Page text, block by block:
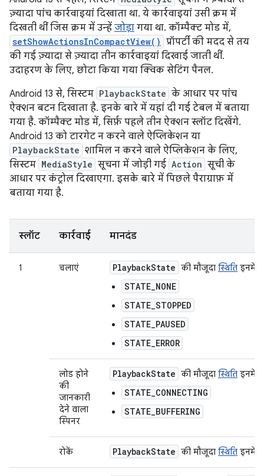
ज़्यादा पांच कार्रवाइयां दिखाता था. ये कार्रवाइयां उसी क्रम में
दिखती थीं जिस क्रम में उन्हें जोड़ा गया था. कॉम्पैक्ट मोड में,
setShowActionsInCompactView() प्रॉपर्टी की मदद से तय
की गई ज़्यादा से ज़्यादा तीन कार्रवाइयां दिखाई जाती थीं.
उदाहरण के लिए, छोटा किया गया क्विक सेटिंग पैनल.
Android 13 से, सिस्टम PlaybackState के आधार पर पांच
ऐक्शन बटन दिखाता है. इनके बारे में यहां दी गई टेबल में बताया
गया है. कॉम्पैक्ट मोड में, सिर्फ़ पहले तीन ऐक्शन स्लॉट दिखेंगे.
Android 13 को टारगेट न करने वाले ऐप्लिकेशन या
PlaybackState शामिल न करने वाले ऐप्लिकेशन के लिए,
सिस्टम MediaStyle सूचना में जोड़ी गई Action सूची के
आधार पर कंट्रोल दिखाएगा. इसके बारे में पिछले पैराग्राफ़ में
बताया गया है.
स्लॉट कार्रवाई मानदंड
1 चलाएं PlaybackState की मौजूदा स्थिति इनमें
STATE_NONE
STATE_STOPPED
STATE_PAUSED
STATE_ERROR
लोड होने
की
जानकारी
देने वाला
स्पिनर
PlaybackState की मौजूदा स्थिति इनमें
STATE_CONNECTING
STATE_BUFFERING
रोकें PlaybackState की मौजूदा स्थिति इनमें